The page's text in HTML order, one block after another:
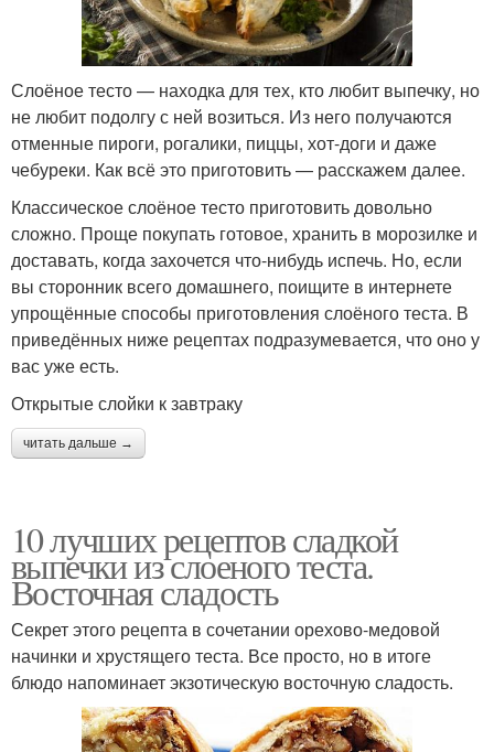
Слоёное тесто — находка для тех, кто любит выпечку, но
не любит подолгу с ней возиться. Из него получаются
отменные пироги, рогалики, пиццы, хот-доги и даже
чебуреки. Как всё это приготовить — расскажем далее.
Классическое слоёное тесто приготовить довольно
сложно. Проще покупать готовое, хранить в морозилке и
доставать, когда захочется что-нибудь испечь. Но, если
вы сторонник всего домашнего, поищите в интернете
упрощённые способы приготовления слоёного теста. В
приведённых ниже рецептах подразумевается, что оно у
вас уже есть.
Открытые слойки к завтраку
читать дальше →
10 лучших рецептов сладкой
выпечки из слоеного теста.
Восточная сладость
Секрет этого рецепта в сочетании орехово-медовой
начинки и хрустящего теста. Все просто, но в итоге
блюдо напоминает экзотическую восточную сладость.